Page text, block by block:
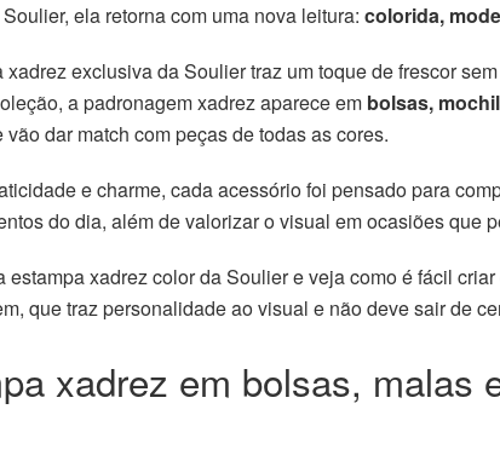
ela retorna com uma nova leitura: colorida,
xadrez exclusiva da Soulier traz um toque de frescor
a padronagem xadrez aparece em bolsas,
vão dar match com peças de todas as cores.
e charme, cada acessório foi pensado para
do dia, além de valorizar o visual em ocasiões que
estampa xadrez color da Soulier e veja como é fácil
que traz personalidade ao visual e não deve sair de
xadrez em bolsas, malas